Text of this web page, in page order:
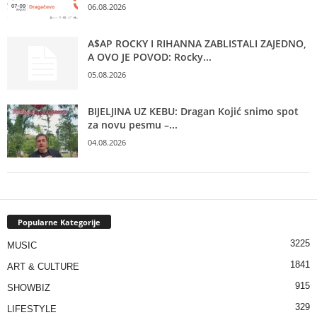
06.08.2026
A$AP ROCKY I RIHANNA ZABLISTALI ZAJEDNO,
A OVO JE POVOD: Rocky...
05.08.2026
BIJELJINA UZ KEBU: Dragan Kojić snimo spot
za novu pesmu –...
04.08.2026
Popularne Kategorije
MUSIC 3225
ART & CULTURE 1841
SHOWBIZ 915
LIFESTYLE 329